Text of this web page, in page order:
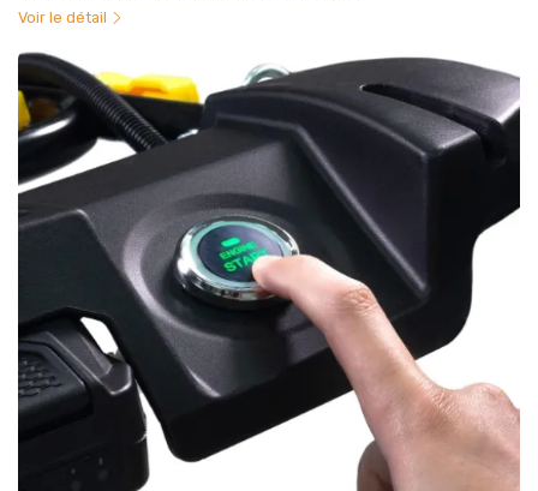
Voir le détail